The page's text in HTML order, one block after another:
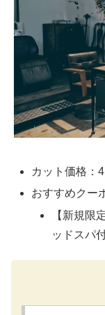
カット価格：
おすすめクー
【新規限
ッドスパ
──